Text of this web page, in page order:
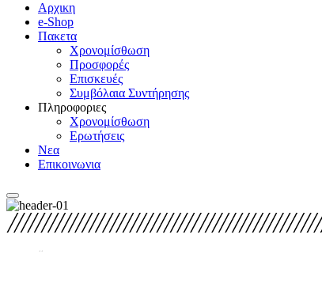
Αρχικη
e-Shop
Πακετα
Χρονομίσθωση
Προσφορές
Επισκευές
Συμβόλαια Συντήρησης
Πληροφοριες
Χρονομίσθωση
Ερωτήσεις
Νεα
Επικοινωνια